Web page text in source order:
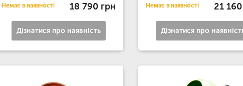
Немає в наявності 18 790 грн
Дізнатися про наявність
Немає в наявності 21
Дізнатися про